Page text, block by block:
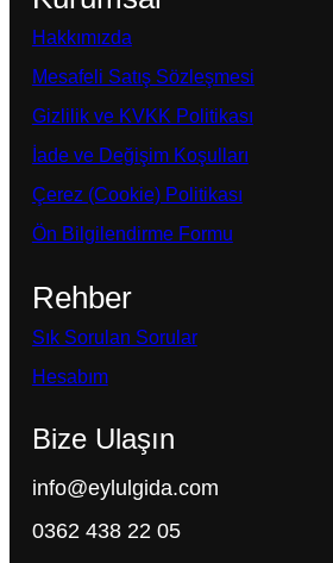
Hakkımızda
Mesafeli Satış Sözleşmesi
Gizlilik ve KVKK Politikası
İade ve Değişim Koşulları
Çerez (Cookie) Politikası
Ön Bilgilendirme Formu
Rehber
Sık Sorulan Sorular
Hesabım
Bize Ulaşın
info@eylulgida.com
0362 438 22 05